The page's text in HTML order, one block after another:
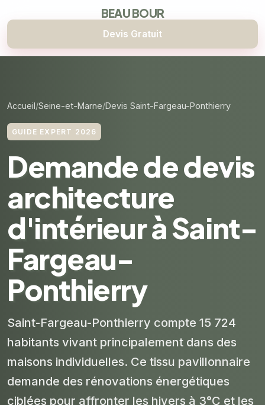
BEAU BOUR
Devis Gratuit
Accueil Seine-et-Marne Devis Saint-Fargeau-Ponthierry
GUIDE EXPERT 2026
Demande de devis
architecture
d'intérieur à Saint-
Fargeau-
Ponthierry
Saint-Fargeau-Ponthierry compte 15 724
habitants vivant principalement dans des
maisons individuelles. Ce tissu pavillonnaire
demande des rénovations énergétiques
ciblées pour affronter les hivers à 3°C et les